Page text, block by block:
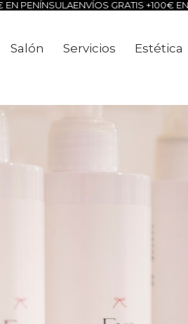
ENVÍOS GRATIS +100€ EN
Salón Servicios Estética